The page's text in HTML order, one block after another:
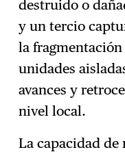
destruido o
y un tercio
la
unidades
avances y
nivel local.
La capacidad de